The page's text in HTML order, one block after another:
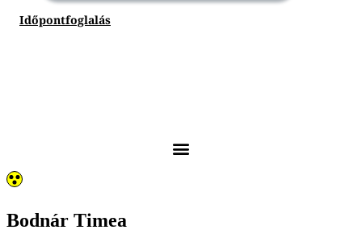
Időpontfoglalás
Bodnár Timea